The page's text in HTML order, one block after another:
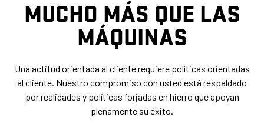
MUCHO MÁS QUE LAS
MÁQUINAS
Una actitud orientada al cliente requiere políticas orientadas
al cliente. Nuestro compromiso con usted está respaldado
por realidades y políticas forjadas en hierro que apoyan
plenamente su éxito.